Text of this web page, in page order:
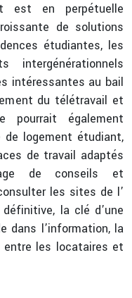
est en perpétuelle
de solutions
étudiantes, les
intéressantes au bail
du télétravail et
pourrait également
logement étudiant,
de travail adaptés
de conseils et
les sites de l’
définitive, la clé d’une
dans l’information, la
entre les locataires et